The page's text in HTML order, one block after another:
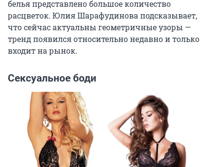
белья представлено большое количество
расцветок. Юлия Шарафудинова подсказывает,
что сейчас актуальны геометричные узоры —
тренд появился относительно недавно и только
входит на рынок.
Сексуальное боди